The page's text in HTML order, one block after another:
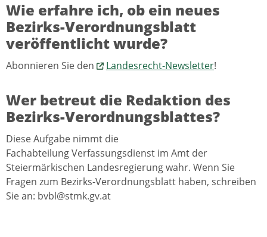
Wie erfahre ich, ob ein neues
Bezirks-Verordnungsblatt
veröffentlicht wurde?
Abonnieren Sie den Landesrecht-Newsletter!
Wer betreut die Redaktion des
Bezirks-Verordnungsblattes?
Diese Aufgabe nimmt die
Fachabteilung Verfassungsdienst im Amt der
Steiermärkischen Landesregierung wahr. Wenn Sie
Fragen zum Bezirks-Verordnungsblatt haben, schreiben
Sie an: bvbl@stmk.gv.at